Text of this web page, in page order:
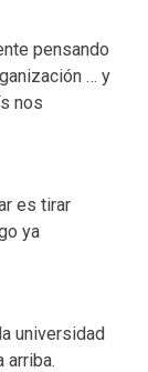
pensando
… y
nos
es tirar
ya
universidad
arriba.